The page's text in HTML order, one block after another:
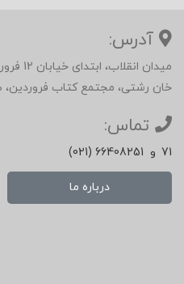
آدرس:
میدان
خان رشتی، مجتمع کتاب فروردین،
تماس:
(021) 66408251 و 71
درباره ما